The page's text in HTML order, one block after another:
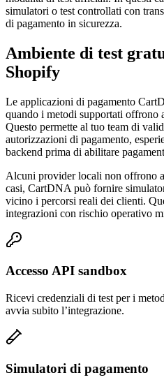
simulatori o test controllati con
di pagamento in sicurezza.
Ambiente di test
Shopify
Le applicazioni di pagamento
quando i metodi supportati offrono
Questo permette al tuo team di
autorizzazioni di pagamento,
backend prima di abilitare
Alcuni provider locali non offrono
casi, CartDNA può fornire
vicino i percorsi reali dei clienti.
integrazioni con rischio operativo
Accesso API sandbox
Ricevi credenziali di test per i
avvia subito l’integrazione.
Simulatori di pagamento